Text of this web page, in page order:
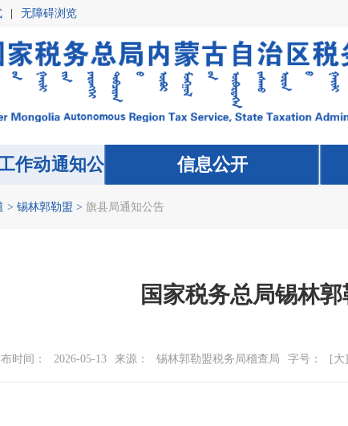
无障碍浏览
作动
态
通知公
告
信息公开
> 锡林郭勒盟 > 旗县局通知公告
国家税务总局锡林
时间： 2026-05-13 来源： 锡林郭勒盟税务局稽查局 字号： [大]